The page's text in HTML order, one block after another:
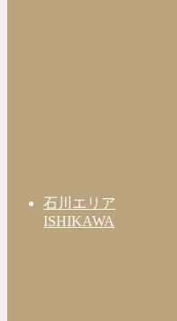
石川エリア
ISHIKAWA